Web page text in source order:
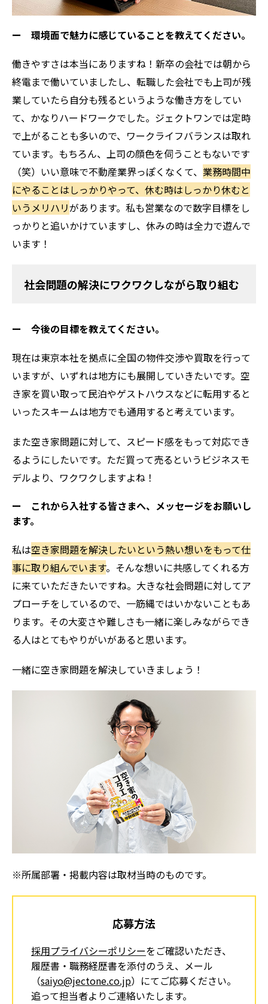
ー 環境面で魅力に感じていることを教えてください。
働きやすさは本当にありますね！新卒の会社では朝から
終電まで働いていましたし、転職した会社でも上司が残
業していたら自分も残るというような働き方をしてい
て、かなりハードワークでした。ジェクトワンでは定時
で上がることも多いので、ワークライフバランスは取れ
ています。もちろん、上司の顔色を伺うこともないです
（笑）いい意味で不動産業界っぽくなくて、 業務時間中
にやることはしっかりやって、休む時はしっかり休むと
いうメリハリがあります。私も営業なので数字目標をし
っかりと追いかけていますし、休みの時は全力で遊んで
います！
社会問題の解決にワクワクしながら取り組む
ー 今後の目標を教えてください。
現在は東京本社を拠点に全国の物件交渉や買取を行って
いますが、いずれは地方にも展開していきたいです。空
き家を買い取って民泊やゲストハウスなどに転用すると
いったスキームは地方でも通用すると考えています。
また空き家問題に対して、スピード感をもって対応でき
るようにしたいです。ただ買って売るというビジネスモ
デルより、ワクワクしますよね！
ー これから入社する皆さまへ、メッセージをお願いし
ます。
私は空き家問題を解決したいという熱い想いをもって仕
事に取り組んでいます。そんな想いに共感してくれる方
に来ていただきたいですね。大きな社会問題に対してア
プローチをしているので、一筋縄ではいかないこともあ
ります。その大変さや難しさも一緒に楽しみながらでき
る人はとてもやりがいがあると思います。
一緒に空き家問題を解決していきましょう！
※所属部署・掲載内容は取材当時のものです。
応募方法
採用プライバシーポリシーをご確認いただき、
履歴書・職務経歴書を添付のうえ、 メール
（saiyo@jectone.co.jp）にてご応募ください。
追って担当者よりご連絡いたします。